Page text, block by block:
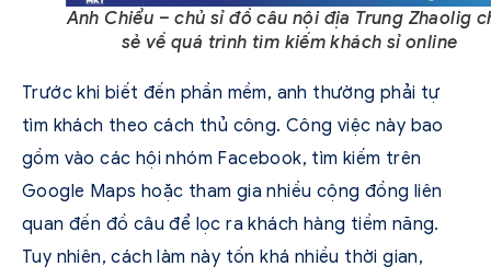
Anh Chiểu – chủ sỉ đồ câu nội địa Trung Zhaolig
sẻ về quá trình tìm kiếm khách sỉ online
Trước khi biết đến phần mềm, anh thường phải tự
tìm khách theo cách thủ công. Công việc này bao
gồm vào các hội nhóm Facebook, tìm kiếm trên
Google Maps hoặc tham gia nhiều cộng đồng liên
quan đến đồ câu để lọc ra khách hàng tiềm năng.
Tuy nhiên, cách làm này tốn khá nhiều thời gian,